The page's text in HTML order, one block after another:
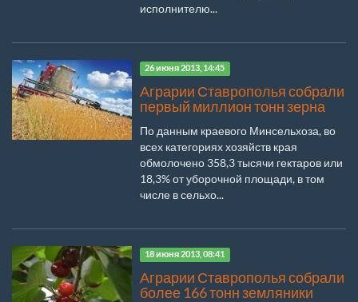
исполнителю...
26 июня 2013, 14:45
Аграрии Ставрополья собрали
первый миллион тонн зерна
По данным краевого Минсельхоза, во
всех категориях хозяйств края
обмолочено 358,3 тысячи гектаров или
18,3% от уборочной площади, в том
числе в сельхо...
18 июня 2013, 08:41
Аграрии Ставрополья собрали
более 166 тонн земляники